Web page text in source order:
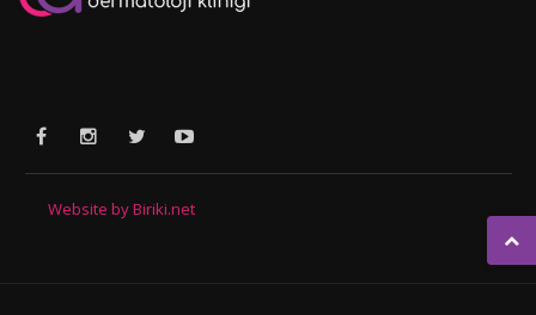
Website by Biriki.net